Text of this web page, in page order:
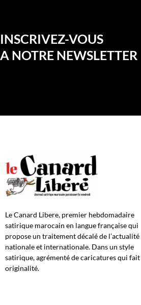
INSCRIVEZ-VOUS
A NOTRE NEWSLETTER
Le Canard Libere, premier hebdomadaire
satirique marocain en langue française qui
propose un traitement décalé de l’actualité
nationale et internationale. Dans un style
satirique, agrémenté de caricatures qui fait
originalité.